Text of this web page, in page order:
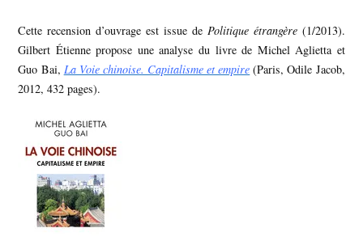
Cette recension d’ouvrage est issue de Politique étrangère(1/2013).
Gilbert Étienne propose une analyse du livre de Michel Aglietta et
Guo Bai, La Voie chinoise. Capitalisme et empire (Paris, Odile Jacob,
2012, 432 pages).